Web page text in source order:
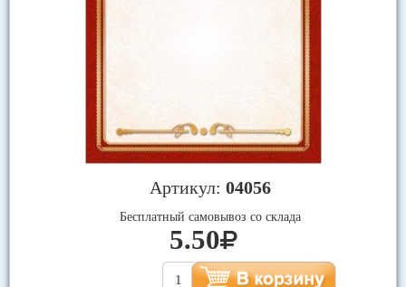
Артикул: 04056
Бесплатный самовывоз со склада
5.50